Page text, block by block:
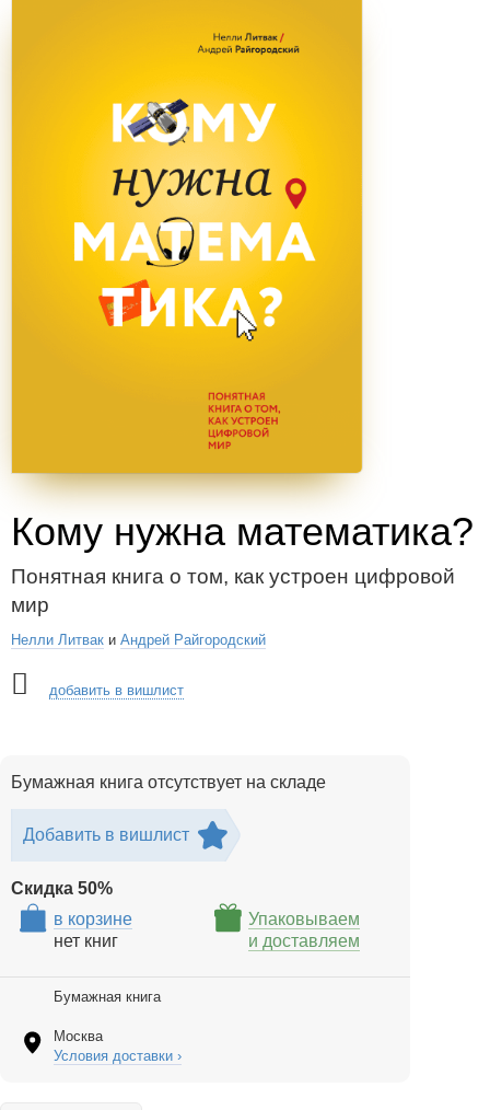
Кому нужна математика?
Понятная книга о том, как устроен цифровой
мир
Нелли Литвак и Андрей Райгородский
добавить в вишлист
Бумажная книга отсутствует на складе
Добавить в вишлист
Скидка 50%
в корзине
нет книг
Упаковываем
и доставляем
Бумажная книга
Москва
Условия доставки ›